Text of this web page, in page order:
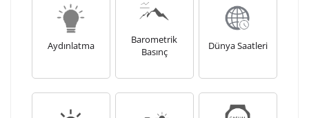
Kişiselleştirilmiş ürünlerin teslim süresi gravür işleme
sebebi ile 1-2 iş günü uzamaktadır. Gravür İşlemi
tamamlandıktan sonra siparişiniz kargoya verilecektir.
Kişiselleştirilmiş
iade ve değişim
Aydınlatma
Barometrik
Basınç
Dünya Saatleri